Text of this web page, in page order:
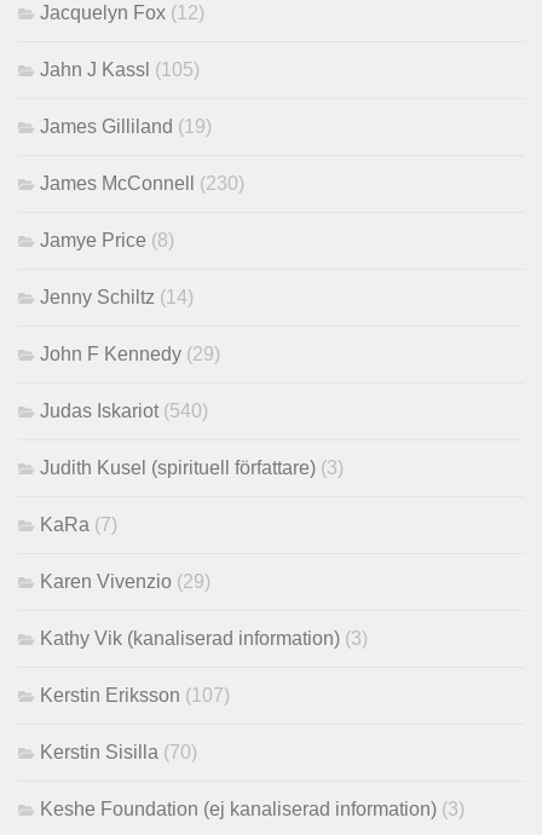
Jacquelyn Fox (12)
Jahn J Kassl (105)
James Gilliland (19)
James McConnell (230)
Jamye Price (8)
Jenny Schiltz (14)
John F Kennedy (29)
Judas Iskariot (540)
Judith Kusel (spirituell författare) (3)
KaRa (7)
Karen Vivenzio (29)
Kathy Vik (kanaliserad information) (3)
Kerstin Eriksson (107)
Kerstin Sisilla (70)
Keshe Foundation (ej kanaliserad information) (3)